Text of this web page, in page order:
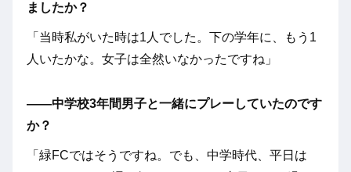
ましたか？
「当時私がいた時は1人でした。下の学年に、もう1
人いたかな。女子は全然いなかったですね」
――中学校3年間男子と一緒にプレーしていたのです
か？
「緑FCではそうですね。でも、中学時代、平日は